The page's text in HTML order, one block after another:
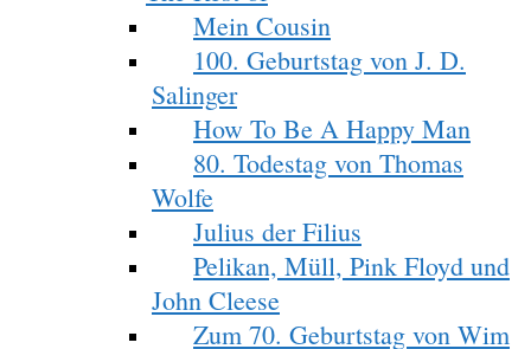
Mein Cousin
100. Geburtstag von J. D.
Salinger
How To Be A Happy Man
80. Todestag von Thomas
Wolfe
Julius der Filius
Pelikan, Müll, Pink Floyd und
John Cleese
Zum 70. Geburtstag von Wim